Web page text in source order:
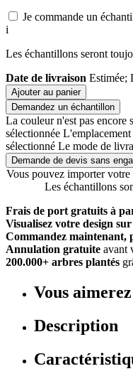
Je commande un
i
Les échantillons seront
Date de livraison Estimée;
Ajouter au panier
Demandez un échantillon
La couleur n'est pas encore
sélectionnée L'emplacement
sélectionné Le mode de
Demande de devis sans
Vous pouvez importer
Les échantillons
Frais de port gratuits à
Visualisez votre design
Commandez maintenant,
Annulation gratuite avant
200.000+ arbres plantés
Vous
Description